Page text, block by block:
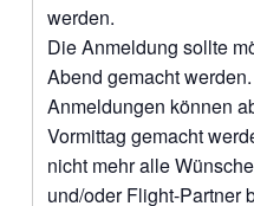
werden.
Die Anmeldung sollte
Abend gemacht werden.
Anmeldungen können
Vormittag gemacht
nicht mehr alle
und/oder Flight-Partner